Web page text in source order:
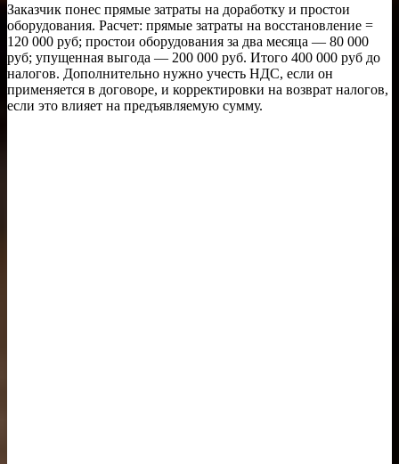
Заказчик понес прямые затраты на доработку и простои
оборудования. Расчет: прямые затраты на восстановление =
120 000 руб; простои оборудования за два месяца — 80 000
руб; упущенная выгода — 200 000 руб. Итого 400 000 руб до
налогов. Дополнительно нужно учесть НДС, если он
применяется в договоре, и корректировки на возврат налогов,
если это влияет на предъявляемую сумму.